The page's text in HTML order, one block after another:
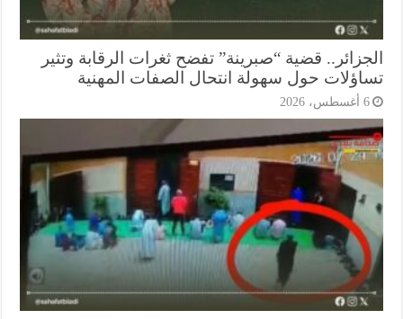
قضية “صبرينة” تفضح ثغرات الرقابة وتثير
حول سهولة انتحال الصفات المهنية